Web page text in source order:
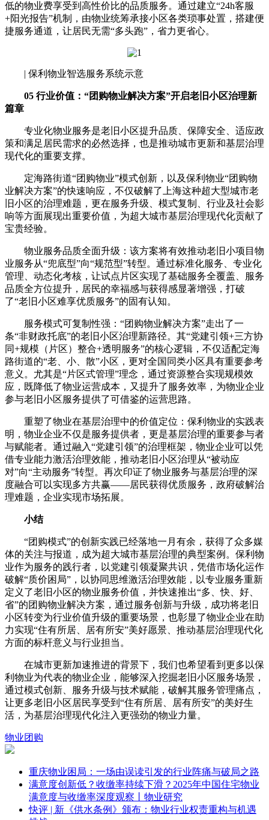
低的物业费享受到高性价比的品质服务。通过建立“24h客服
+阳光报告”机制，由物业统筹承接小区各类琐事处置，搭建便
捷服务通道，让居民无需“多头跑”，省力更省心。
| 保利物业智选服务系统示意
05 行业价值：“团购物业解决方案”开启老旧小区治理新
篇章
专业化物业服务是老旧小区提升品质、保障安全、适应政
策和满足居民需求的必然选择，也是推动城市更新和基层治理
现代化的重要支撑。
定海路街道“团购物业”模式创新，以及保利物业“团购物
业解决方案”的快速响应，不仅破解了上海这种超大型城市老
旧小区的治理难题，更在服务升级、模式复制、行业及社会影
响等方面展现出重要价值，为超大城市基层治理现代化贡献了
宝贵经验。
物业服务品质全面升级：该方案将有效推动老旧小项目物
业服务从“兜底型”向“规范型”转型。通过标准化服务、专业化
管理、动态化考核，让试点片区实现了基础服务全覆盖、服务
品质全方位提升，居民的幸福感与获得感显著增强，打破
了“老旧小区难享优质服务”的固有认知。
服务模式可复制性强：“团购物业解决方案”走出了一
条“非财政托底”的老旧小区治理新路径。其“党建引领+三方协
同+规模（片区）整合+透明服务”的核心逻辑，不仅适配定海
路街道的“老、小、散”小区，更对全国同类小区具有重要参考
意义。尤其是“片区式管理”理念，通过资源整合实现规模效
应，既降低了物业运营成本，又提升了服务效率，为物业企业
参与老旧小区服务提供了可借鉴的运营思路。
重塑了物业在基层治理中的价值定位：保利物业的实践表
明，物业企业不仅是服务提供者，更是基层治理的重要参与者
与赋能者。通过融入“党建引领”的治理框架，物业企业可以凭
借专业能力激活治理效能，推动老旧小区治理从“被动应
对”向“主动服务”转型。再次印证了物业服务与基层治理的深
度融合可以实现多方共赢——居民获得优质服务，政府破解治
理难题，企业实现市场拓展。
小结
“团购模式”的创新实践已经落地一月有余，获得了众多媒
体的关注与报道，成为超大城市基层治理的典型案例。保利物
业作为服务的践行者，以党建引领凝聚共识，凭借市场化运作
破解“质价困局”，以协同思维激活治理效能，以专业服务重新
定义了老旧小区的物业服务价值，并快速推出“多、快、好、
省”的团购物业解决方案，通过服务创新与升级，成功将老旧
小区转变为行业价值升级的重要场景，也彰显了物业企业在助
力实现“住有所居、居有所安”美好愿景、推动基层治理现代化
方面的标杆意义与行业担当。
在城市更新加速推进的背景下，我们也希望看到更多以保
利物业为代表的物业企业，能够深入挖掘老旧小区服务场景，
通过模式创新、服务升级与技术赋能，破解其服务管理痛点，
让更多老旧小区居民享受到“住有所居、居有所安”的美好生
活，为基层治理现代化注入更强劲的物业力量。
物业团购
重庆物业困局：一场由误读引发的行业阵痛与破局之路
满意度创新低？收缴率持续下滑？2025年中国住宅物业
满意度与收缴率深度观察丨物业研究
快评 | 新《供水条例》颁布：物业行业权责重构与机遇